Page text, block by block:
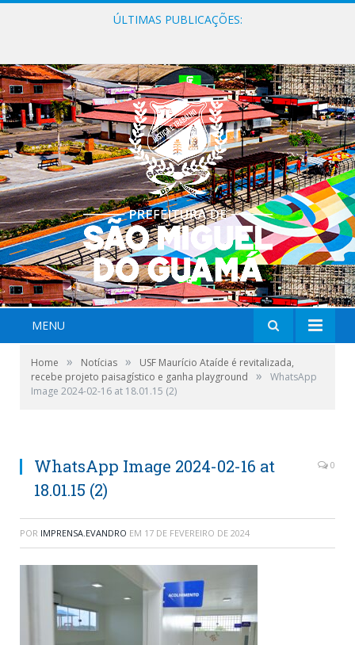
ÚLTIMAS PUBLICAÇÕES:
MENU
Home » Notícias »
USF Maurício Ataíde é revitalizada,
recebe projeto paisagístico e ganha playground
»
WhatsApp
Image 2024-02-16 at 18.01.15 (2)
WhatsApp Image 2024-02-16 at
18.01.15 (2)
0
POR IMPRENSA.EVANDRO EM 17 DE FEVEREIRO DE 2024